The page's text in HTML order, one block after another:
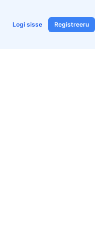
Logi sisse Registreeru